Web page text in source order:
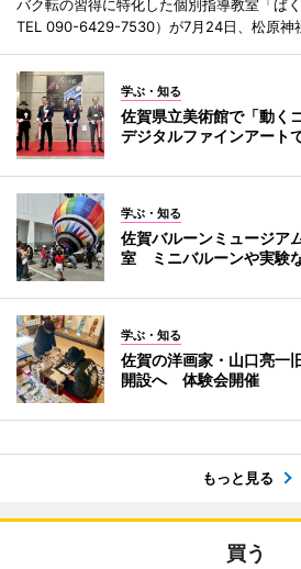
バク転の習得に特化した個別指導教室「ば
TEL 090-6429-7530）が7月24日、松原神
学ぶ・知る
佐賀県立美術館で「動
デジタルファインアート
学ぶ・知る
佐賀バルーンミュージア
室 ミニバルーンや実験
学ぶ・知る
佐賀の洋画家・山口亮一
開設へ 体験会開催
もっと見る
買う